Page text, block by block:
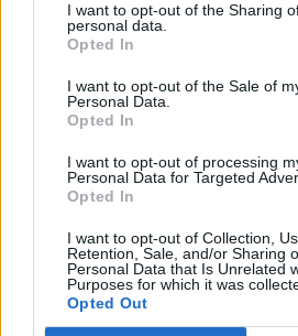
I want to opt-out of the Sharing
personal data.
Opted In
I want to opt-out of the Sale of
Personal Data.
Opted In
I want to opt-out of processing
Personal Data for Targeted
Opted In
I want to opt-out of Collection,
Retention, Sale, and/or Sharing
Personal Data that Is Unrelated
Purposes for which it was
Opted Out
obveščanju
Pred nami vroč
5. avgust 2026
vozil se